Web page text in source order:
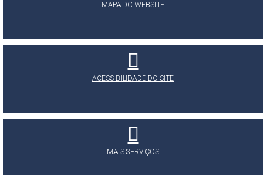
MAPA DO WEBSITE
ACESSIBILIDADE DO SITE
MAIS SERVIÇOS